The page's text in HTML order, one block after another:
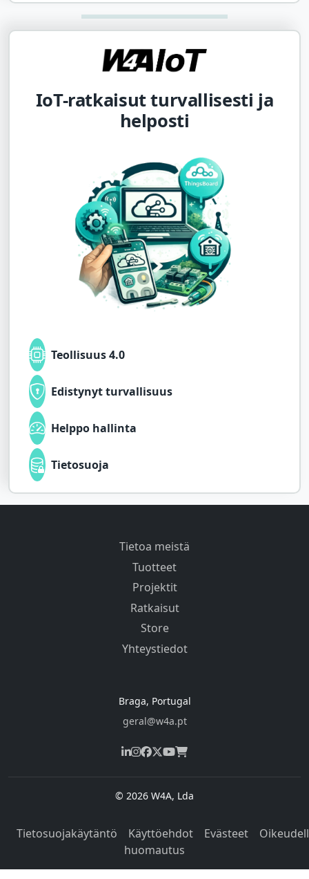
IoT-ratkaisut turvallisesti ja
helposti
Teollisuus 4.0
Edistynyt turvallisuus
Helppo hallinta
Tietosuoja
Tietoa meistä
Tuotteet
Projektit
Ratkaisut
Store
Yhteystiedot
Braga, Portugal
geral@w4a.pt
© 2026 W4A, Lda
Tietosuojakäytäntö Käyttöehdot Evästeet
huomautus